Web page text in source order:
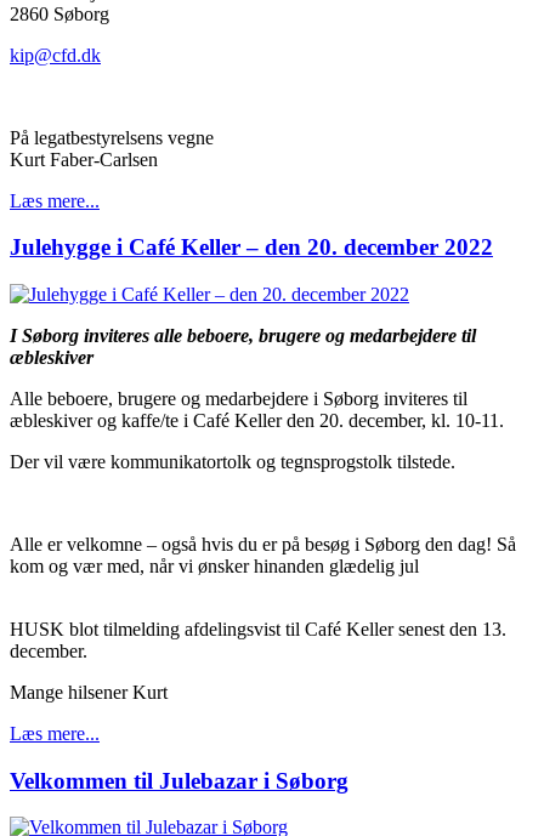
2860 Søborg
kip@cfd.dk
På legatbestyrelsens vegne
Kurt Faber-Carlsen
Læs mere...
Julehygge i Café Keller – den 20. december 2022
I Søborg inviteres alle beboere, brugere og medarbejdere til
æbleskiver
Alle beboere, brugere og medarbejdere i Søborg inviteres til
æbleskiver og kaffe/te i Café Keller den 20. december, kl. 10-11.
Der vil være kommunikatortolk og tegnsprogstolk tilstede.
Alle er velkomne – også hvis du er på besøg i Søborg den dag! Så
kom og vær med, når vi ønsker hinanden glædelig jul
HUSK blot tilmelding afdelingsvist til Café Keller senest den 13.
december.
Mange hilsener Kurt
Læs mere...
Velkommen til Julebazar i Søborg